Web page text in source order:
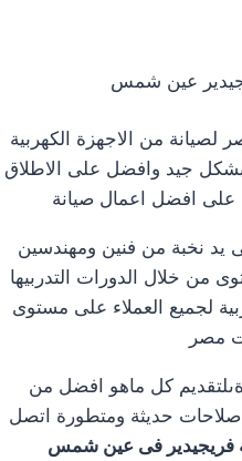
عين شمس
لصيانة من الاجهزة الكهربية
جيد وافضل على الاطلاق
على افضل اعمال صيانة
يد نخبة من فنين ومهندسين
من خلال الدورات التدربيها
لجميع العملاء على مستوى
مصر
كل ماهو افضل من
حديثة ومتطورة اتصل
فريجيدير فى عين شمس